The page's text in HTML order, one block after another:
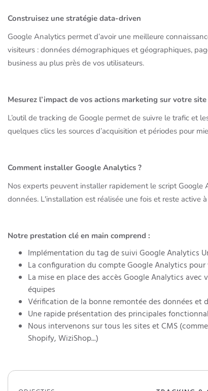
Construisez une stratégie data-driven
Google Analytics permet d’avoir une meilleure
visiteurs : données démographiques et géographiques,
business au plus près de vos utilisateurs.
Mesurez l’impact de vos actions marketing sur votre
L’outil de tracking de Google permet de suivre le trafic et
quelques clics les sources d’acquisition et périodes pour
Comment installer Google Analytics ?
Nos experts peuvent installer rapidement le script Google
données. L'installation est réalisée une fois et reste active
Notre prestation clé en main comprend :
Implémentation du tag de suivi Google Analytics
La configuration du compte Google Analytics
La mise en place des accès Google Analytics
équipes
Vérification de la bonne remontée des données
Une rapide présentation des principales
Nous intervenons sur tous les sites et CMS
Shopify, WiziShop...)